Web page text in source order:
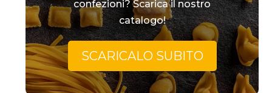
confezioni? Scarica il nostro
catalogo!
SCARICALO SUBITO